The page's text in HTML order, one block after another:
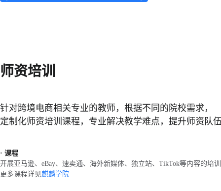
师资培训
针对跨境电商相关专业的教师，根据不同的院校需求，
定制化师资培训课程，专业解决教学难点，提升师资队
· 课程
开展亚马逊、eBay、速卖通、海外新媒体、独立站、TikTok等内容的培训
更多课程详见麒麟学院